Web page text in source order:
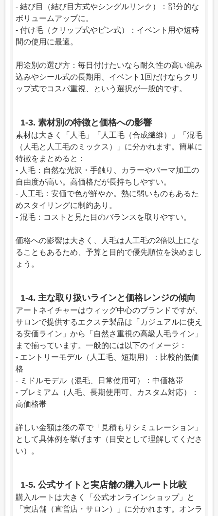
- 結び目（結び目方式やシングルリンク）：部分的な
ボリュームアップに。
- 付け毛（クリップ式やピン式）：イベント用や短時
間の使用に最適。
用途別の選び方：毎日付けたいなら耐久性の高い編み
込みやシール式の長期用、イベント1回だけならクリ
ップ式でコスパ重視、という選択が一般的です。
1-3. 素材別の特徴と価格への影響
素材は大きく「人毛」「人工毛（合成繊維）」「混毛
（人毛と人工毛のミックス）」に分かれます。簡単に
特徴をまとめると：
- 人毛：自然な光沢・手触り、カラーやパーマ加工の
自由度が高い。高価格だが長持ちしやすい。
- 人工毛：安価で色が鮮やか。熱に弱いものもあるた
めスタイリングに制約あり。
- 混毛：コストと見た目のバランスを取りやすい。
価格への影響は大きく、人毛は人工毛の2倍以上にな
ることもあるため、予算と目的で優先順位を決めまし
ょう。
1-4. 主な取り扱いラインと価格レンジの傾向
アートネイチャーはウィッグ中心のブランドですが、
サロンで提供するエクステ製品は「カジュアルに使え
る安価ライン」から「自然さ重視の高級人毛ライン」
まで揃っています。一般的には以下のイメージ：
- エントリーモデル（人工毛、短期用）：比較的低価
格
- ミドルモデル（混毛、日常使用可）：中価格帯
- プレミアム（人毛、長期使用可、カスタム対応）：
高価格帯
詳しい金額は後の章で「見積もりシミュレーション」
として具体例を挙げます（目安として理解してくださ
い）。
1-5. 公式サイトと実店舗の購入ルート比較
購入ルートは大きく「公式オンラインショップ」と
「実店舗（直営店・サロン）」に分かれます。オンラ